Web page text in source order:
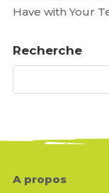
Have with Your
Recherche
A propos